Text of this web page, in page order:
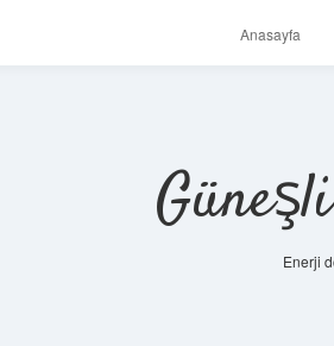
Anasayfa
Enerji